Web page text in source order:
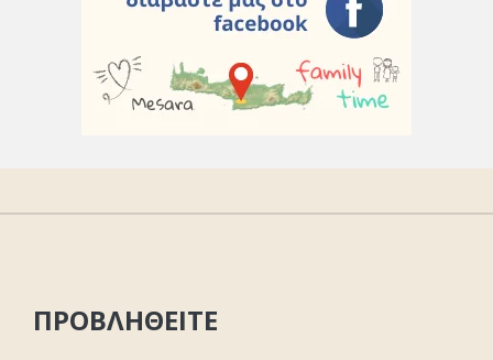
ΠΡΟΒΛΗΘΕΙΤΕ